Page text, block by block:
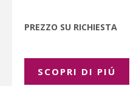
PREZZO SU RICHIESTA
SCOPRI DI PIÚ